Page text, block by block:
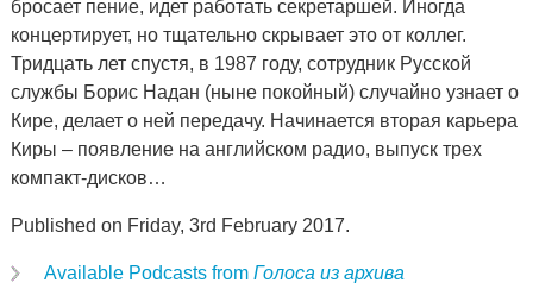
бросает пение, идет работать секретаршей. Иногда
концертирует, но тщательно скрывает это от коллег.
Тридцать лет спустя, в 1987 году, сотрудник Русской
службы Борис Надан (ныне покойный) случайно узнает о
Кире, делает о ней передачу. Начинается вторая карьера
Киры – появление на английском радио, выпуск трех
компакт-дисков…
Published on Friday, 3rd February 2017.
Available Podcasts from Голоса из архива